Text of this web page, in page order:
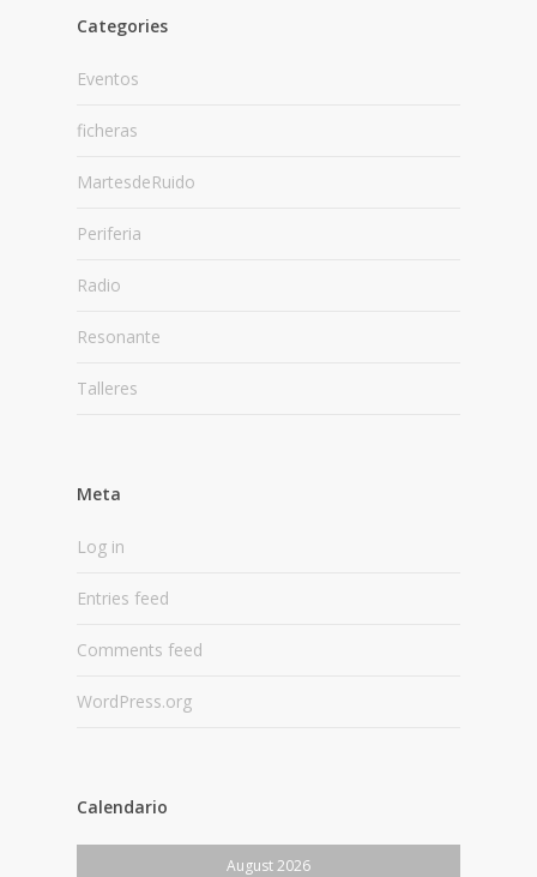
Categories
Eventos
ficheras
MartesdeRuido
Periferia
Radio
Resonante
Talleres
Meta
Log in
Entries feed
Comments feed
WordPress.org
Calendario
August 2026